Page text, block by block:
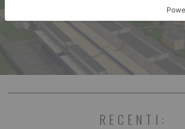
RECENTI: